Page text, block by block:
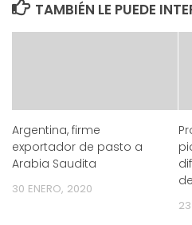
TAMBIÉN LE PUEDE
Argentina, firme
exportador de pasto a
Arabia Saudita
30 ENERO, 2020